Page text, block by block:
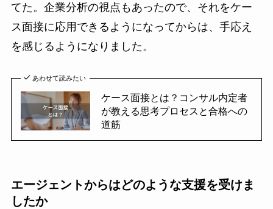
てた。企業分析の視点もあったので、それをケー
ス面接に応用できるようになってからは、手応え
を感じるようになりました。
あわせて読みたい
ケース面接とは？コンサル内定者
が教える思考プロセスと合格への
道筋
エージェントからはどのような支援を受けま
したか